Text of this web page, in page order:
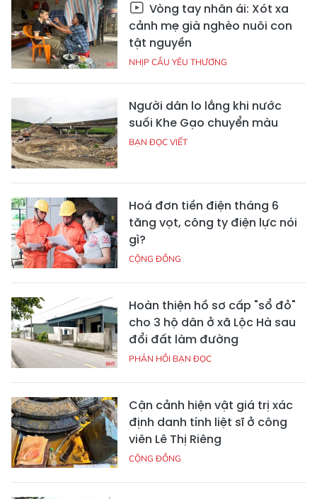
Vòng tay nhân ái: Xót xa
cảnh mẹ già nghèo nuôi con
tật nguyền
NHỊP CẦU YÊU THƯƠNG
Người dân lo lắng khi nước
suối Khe Gạo chuyển màu
BẠN ĐỌC VIẾT
Hoá đơn tiền điện tháng 6
tăng vọt, công ty điện lực nói
gì?
CỘNG ĐỒNG
Hoàn thiện hồ sơ cấp "sổ đỏ"
cho 3 hộ dân ở xã Lộc Hà sau
đổi đất làm đường
PHẢN HỒI BẠN ĐỌC
Cận cảnh hiện vật giá trị xác
định danh tính liệt sĩ ở công
viên Lê Thị Riêng
CỘNG ĐỒNG